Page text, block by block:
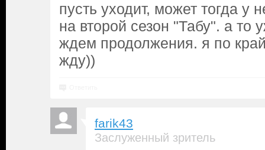
пусть уходит, может тогда у
на второй сезон "Табу". а то
ждем продолжения. я по
жду))
farik43
Заслуженный зритель